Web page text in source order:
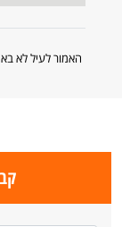
האמור לעיל לא